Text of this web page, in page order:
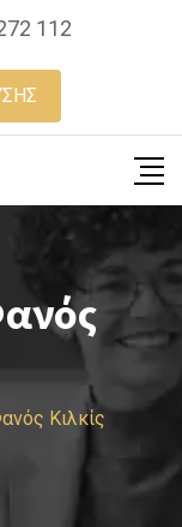
112
Κιλκίς